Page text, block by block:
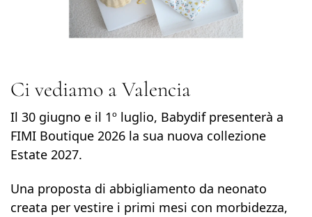
Ci vediamo a Valencia
Il 30 giugno e il 1º luglio, Babydif presenterà a
FIMI Boutique 2026 la sua nuova collezione
Estate 2027.
Una proposta di abbigliamento da neonato
creata per vestire i primi mesi con morbidezza,